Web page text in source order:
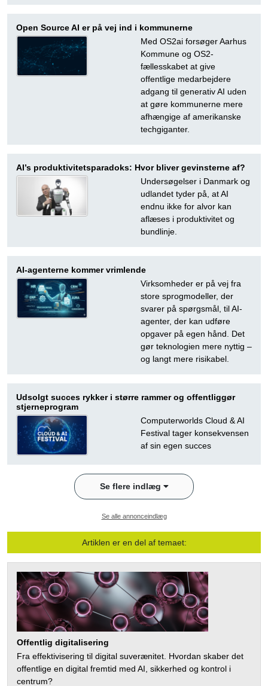
Open Source AI er på vej ind i kommunerne
Med OS2ai forsøger Aarhus
Kommune og OS2-
fællesskabet at give
offentlige medarbejdere
adgang til generativ AI uden
at gøre kommunerne mere
afhængige af amerikanske
techgiganter.
AI’s produktivitetsparadoks: Hvor bliver gevinsterne af?
Undersøgelser i Danmark og
udlandet tyder på, at AI
endnu ikke for alvor kan
aflæses i produktivitet og
bundlinje.
AI-agenterne kommer vrimlende
Virksomheder er på vej fra
store sprogmodeller, der
svarer på spørgsmål, til AI-
agenter, der kan udføre
opgaver på egen hånd. Det
gør teknologien mere nyttig –
og langt mere risikabel.
Udsolgt succes rykker i større rammer og offentliggør
stjerneprogram
Computerworlds Cloud & AI
Festival tager konsekvensen
af sin egen succes
Se flere indlæg
Se alle annonceindlæg
Artiklen er en del af temaet:
Offentlig digitalisering
Fra effektivisering til digital suverænitet. Hvordan skaber det
offentlige en digital fremtid med AI, sikkerhed og kontrol i
centrum?